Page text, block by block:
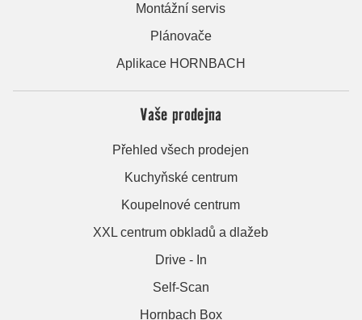
Montážní servis
Plánovače
Aplikace HORNBACH
Vaše prodejna
Přehled všech prodejen
Kuchyňské centrum
Koupelnové centrum
XXL centrum obkladů a dlažeb
Drive - In
Self-Scan
Hornbach Box